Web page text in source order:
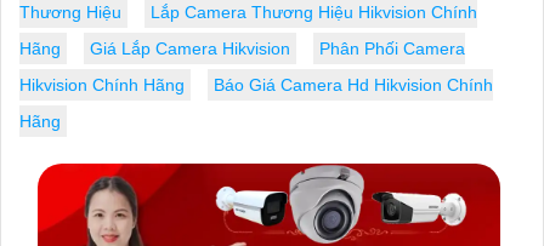
Thương Hiệu
Lắp Camera Thương Hiệu Hikvision Chính
Hãng
Giá Lắp Camera Hikvision
Phân Phối Camera
Hikvision Chính Hãng
Báo Giá Camera Hd Hikvision Chính
Hãng